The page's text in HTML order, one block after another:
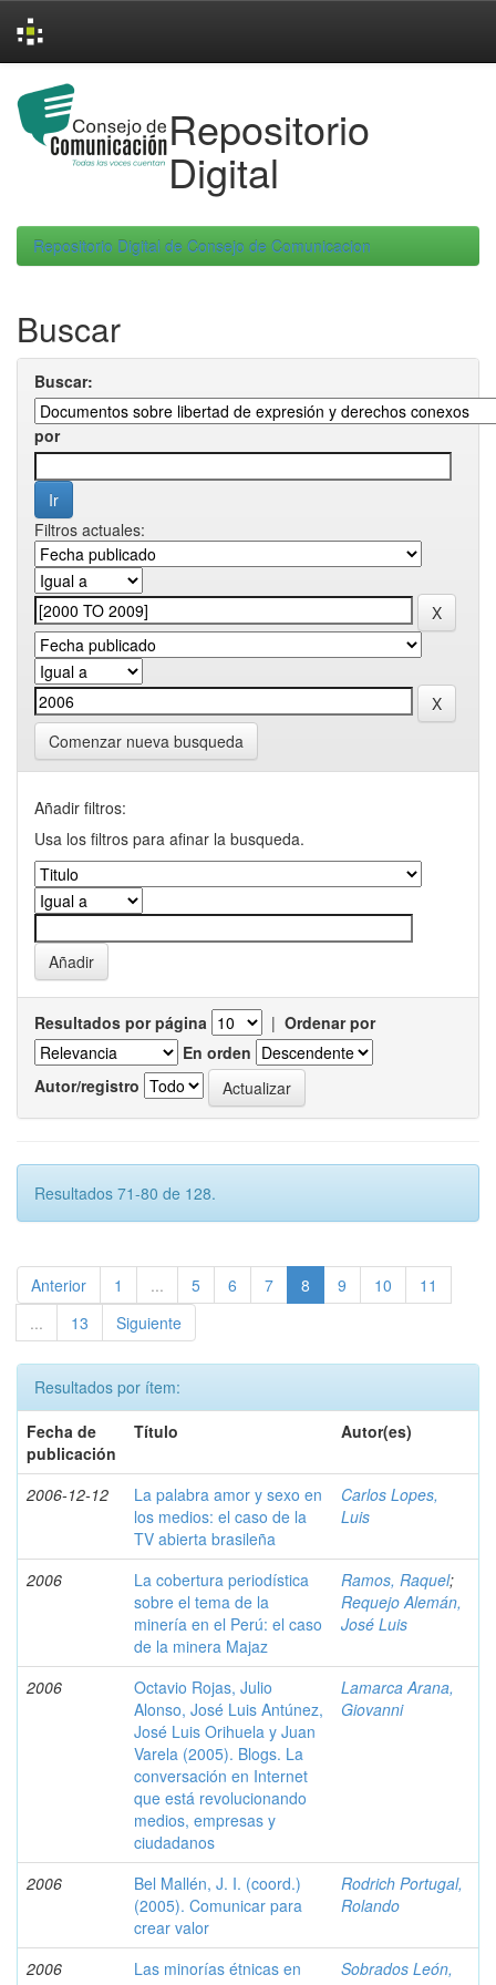
navigation
Repositorio
Digital
Repositorio Digital de Consejo de Comunicacion
Buscar
Buscar:
por
Filtros actuales:
Comenzar nueva busqueda
Añadir filtros:
Usa los filtros para afinar la busqueda.
Resultados por página | Ordenar por
En orden
Autor/registro
Resultados 71-80 de 128.
Anterior 1 ... 5 6 7 8 9 10
11
...
13 Siguiente
Resultados por ítem:
Fecha de
publicación
Título Autor(es)
2006-12-12
La palabra amor y sexo en
los medios: el caso de la
TV abierta brasileña
Carlos Lopes,
Luis
2006
La cobertura periodística
sobre el tema de la
minería en el Perú: el caso
de la minera Majaz
Ramos, Raquel;
Requejo Alemán,
José Luis
2006
Octavio Rojas, Julio
Alonso, José Luis Antúnez,
José Luis Orihuela y Juan
Varela (2005). Blogs. La
conversación en Internet
que está revolucionando
medios, empresas y
ciudadanos
Lamarca Arana,
Giovanni
2006
Bel Mallén, J. I. (coord.)
(2005). Comunicar para
crear valor
Rodrich Portugal,
Rolando
2006
Las minorías étnicas en
Sobrados León,